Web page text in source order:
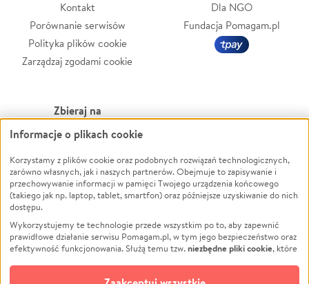
Kontakt
Porównanie serwisów
Polityka plików cookie
Zarządzaj zgodami cookie
Dla NGO
Fundacja Pomagam.pl
Zbieraj na
Leczenie
Zwierzęta
Pożar
Ukraina
Pomoc Finansowa
Projekty
Pogrzeb
Powódź
Wichura
NGO
Edukacja
Podróż
Impreza
Informacje o plikach cookie
Korzystamy z plików cookie oraz podobnych rozwiązań technologicznych,
zarówno własnych, jak i naszych partnerów. Obejmuje to zapisywanie i
przechowywanie informacji w pamięci Twojego urządzenia końcowego
(takiego jak np. laptop, tablet, smartfon) oraz późniejsze uzyskiwanie do nich
dostępu.
Wykorzystujemy te technologie przede wszystkim po to, aby zapewnić
prawidłowe działanie serwisu Pomagam.pl, w tym jego bezpieczeństwo oraz
efektywność funkcjonowania. Służą temu tzw.niezbędne pliki cookie, które
opcjonalnych plików cookie